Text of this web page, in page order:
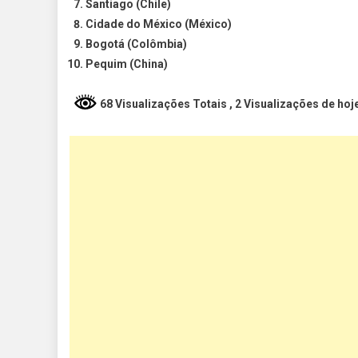
Santiago (Chile)
Cidade do México (México)
Bogotá (Colômbia)
Pequim (China)
68 Visualizações Totais , 2 Visualizações de